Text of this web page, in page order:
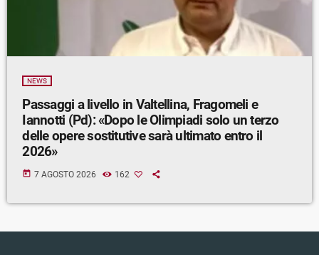
NEWS
Passaggi a livello in Valtellina, Fragomeli e
Iannotti (Pd): «Dopo le Olimpiadi solo un terzo
delle opere sostitutive sarà ultimato entro il
2026»
today 7 AGOSTO 2026 162